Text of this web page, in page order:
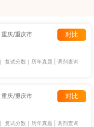
重庆/重庆市 对比
｜ 复试分数 ｜ 历年真题 调剂查询
重庆/重庆市 对比
｜ 复试分数 ｜ 历年真题 调剂查询